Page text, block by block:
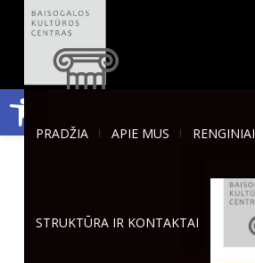
Open toolbar
PRADŽIA APIE MUS RENGINIAI
STRUKTŪRA IR KONTAKTAI